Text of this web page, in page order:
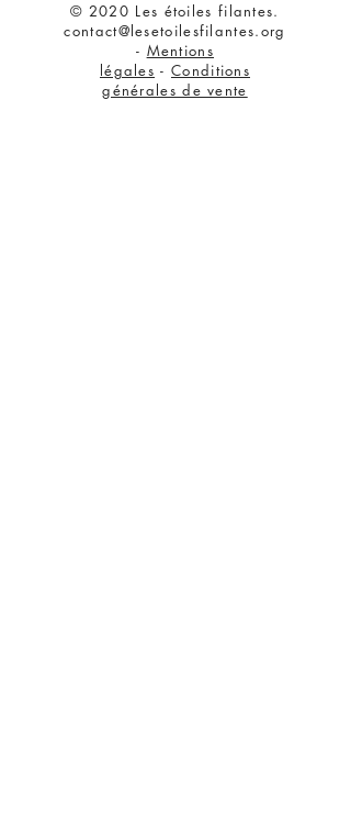
© 2020 Les étoiles filantes.
contact@lesetoilesfilantes.org
- Mentions
légales - Conditions
générales de vente